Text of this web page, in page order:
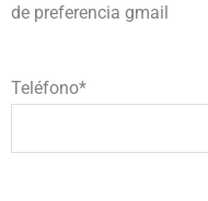
de preferencia gmail
Teléfono*